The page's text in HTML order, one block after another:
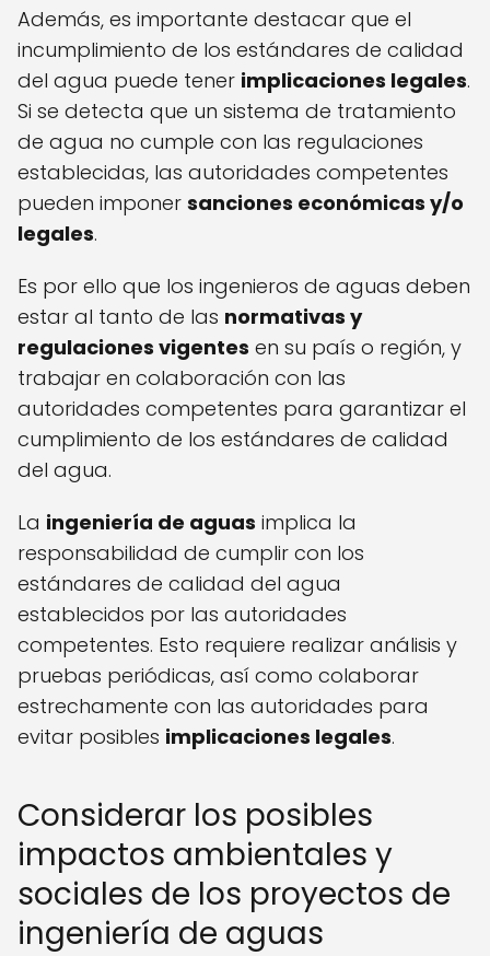
Además, es importante destacar que el
incumplimiento de los estándares de calidad
del agua puede tener implicaciones legales.
Si se detecta que un sistema de tratamiento
de agua no cumple con las regulaciones
establecidas, las autoridades competentes
pueden imponer sanciones económicas y/o
legales.
Es por ello que los ingenieros de aguas deben
estar al tanto de las normativas y
regulaciones vigentes en su país o región, y
trabajar en colaboración con las
autoridades competentes para garantizar el
cumplimiento de los estándares de calidad
del agua.
La ingeniería de aguas implica la
responsabilidad de cumplir con los
estándares de calidad del agua
establecidos por las autoridades
competentes. Esto requiere realizar análisis y
pruebas periódicas, así como colaborar
estrechamente con las autoridades para
evitar posibles implicaciones legales.
Considerar los posibles
impactos ambientales y
sociales de los proyectos de
ingeniería de aguas